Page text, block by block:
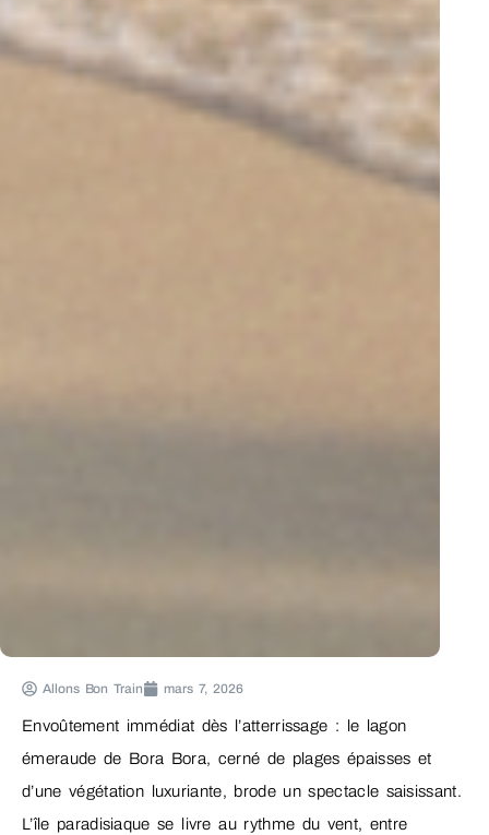
Allons Bon Train mars 7, 2026
Envoûtement immédiat dès l’atterrissage : le lagon
émeraude de Bora Bora, cerné de plages épaisses et
d’une végétation luxuriante, brode un spectacle saisissant.
L’île paradisiaque se livre au rythme du vent, entre